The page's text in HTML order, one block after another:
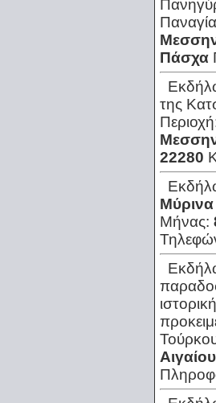
Πάσχα
της
22280
Μύρινα
Μήνας:
Αιγαίου